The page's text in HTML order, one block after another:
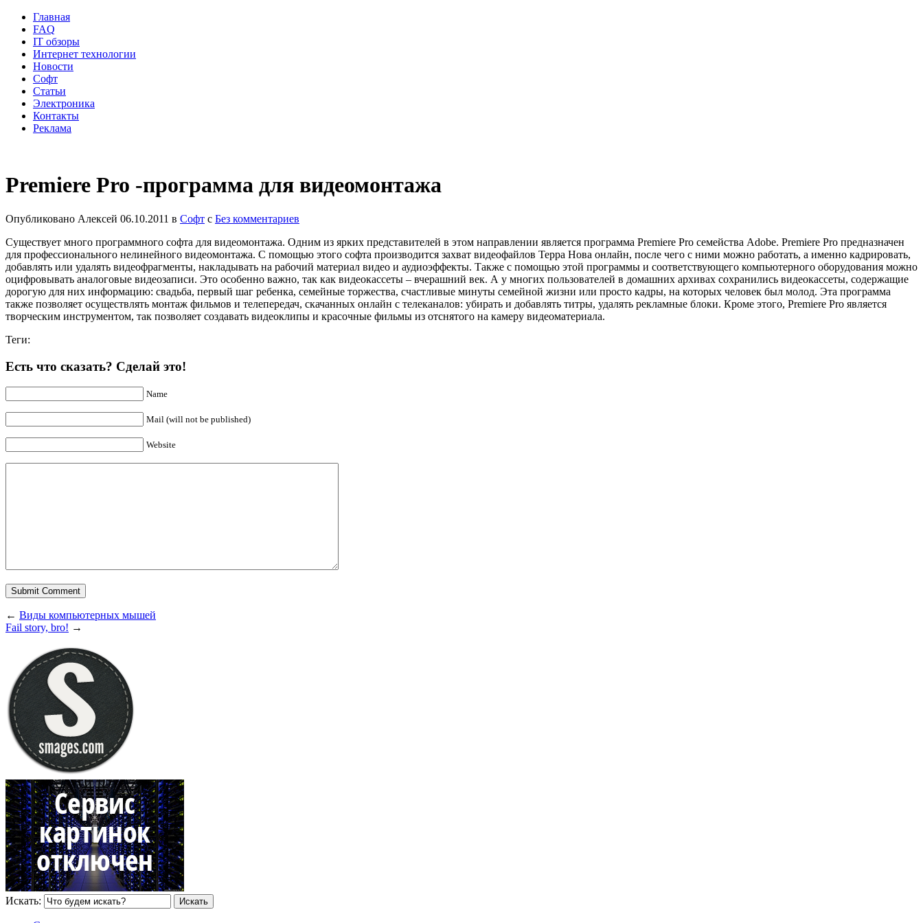
Главная
FAQ
IT обзоры
Интернет технологии
Новости
Софт
Статьи
Электроника
Контакты
Реклама
Premiere Pro -программа для видеомонтажа
Опубликовано Алексей 06.10.2011 в Софт с Без комментариев
Существует много программного софта для видеомонтажа. Одним из ярких представителей в этом направлении является программа Premiere Pro семейства Adobe. Premiere Pro предназначен
для профессионального нелинейного видеомонтажа. С помощью этого софта производится захват видеофайлов Терра Нова онлайн, после чего с ними можно работать, а именно кадрировать,
добавлять или удалять видеофрагменты, накладывать на рабочий материал видео и аудиоэффекты. Также с помощью этой программы и соответствующего компьютерного оборудования можно
оцифровывать аналоговые видеозаписи. Это особенно важно, так как видеокассеты – вчерашний век. А у многих пользователей в домашних архивах сохранились видеокассеты, содержащие
дорогую для них информацию: свадьба, первый шаг ребенка, семейные торжества, счастливые минуты семейной жизни или просто кадры, на которых человек был молод. Эта программа
также позволяет осуществлять монтаж фильмов и телепередач, скачанных онлайн с телеканалов: убирать и добавлять титры, удалять рекламные блоки. Кроме этого, Premiere Pro является
творческим инструментом, так позволяет создавать видеоклипы и красочные фильмы из отснятого на камеру видеоматериала.
Теги:
Есть что сказать? Сделай это!
Name
Mail (will not be published)
Website
← Виды компьютерных мышей
Fail story, bro! →
Искать: